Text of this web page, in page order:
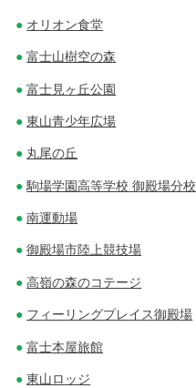
オリオン食堂
富士山樹空の森
富士見ヶ丘公園
東山青少年広場
丸尾の丘
駒場学園高等学校 御殿場分校
南運動場
御殿場市陸上競技場
高嶺の森のコテージ
フィーリングプレイス御殿場
富士本屋旅館
東山ロッジ